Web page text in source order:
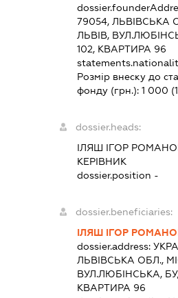
79054, ЛЬВІВСЬКА
ЛЬВІВ,
102, КВАРТИРА 96
Розмір внеску до
фонду (грн.): 1 000
dossier.heads:
ІЛЯШ ІГОР
КЕРІВНИК
dossier.position -
dossier.beneficiaries:
ІЛЯШ ІГОР
dossier.address:
ЛЬВІВСЬКА ОБЛ.,
ВУЛ.ЛЮБІНСЬКА,
КВАРТИРА 96